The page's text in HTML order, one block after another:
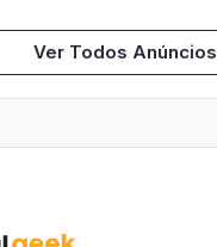
Ver Todos Anúncios